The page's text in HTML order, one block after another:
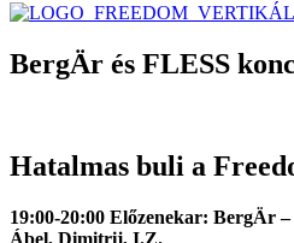
BergÄr és FLESS
Hatalmas buli a
19:00-20:00 Előzenekar: BergÄr
Ábel, Dimitrij, I.Z.